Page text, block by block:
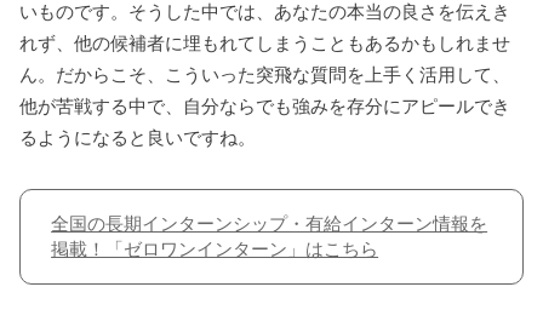
いものです。そうした中では、あなたの本当の良さを伝えき
れず、他の候補者に埋もれてしまうこともあるかもしれませ
ん。だからこそ、こういった突飛な質問を上手く活用して、
他が苦戦する中で、自分ならでも強みを存分にアピールでき
るようになると良いですね。
全国の長期インターンシップ・有給インターン情報を
掲載！「ゼロワンインターン」はこちら